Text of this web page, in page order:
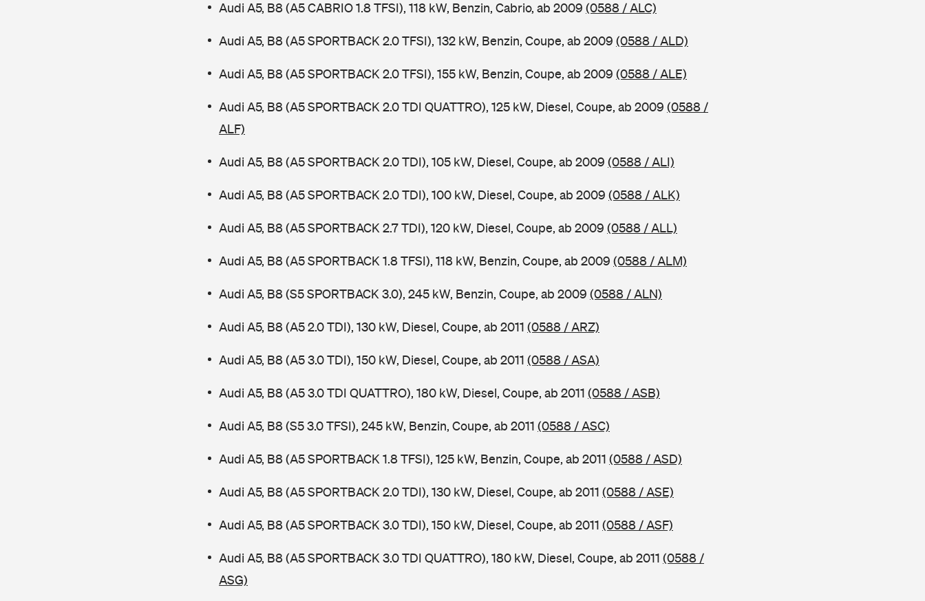
Audi A5, B8 (A5 CABRIO 1.8 TFSI), 118 kW, Benzin, Cabrio, ab 2009 (0588 / ALC)
Audi A5, B8 (A5 SPORTBACK 2.0 TFSI), 132 kW, Benzin, Coupe, ab 2009 (0588 / ALD)
Audi A5, B8 (A5 SPORTBACK 2.0 TFSI), 155 kW, Benzin, Coupe, ab 2009 (0588 / ALE)
Audi A5, B8 (A5 SPORTBACK 2.0 TDI QUATTRO), 125 kW, Diesel, Coupe, ab 2009 (0588 /
ALF)
Audi A5, B8 (A5 SPORTBACK 2.0 TDI), 105 kW, Diesel, Coupe, ab 2009 (0588 / ALI)
Audi A5, B8 (A5 SPORTBACK 2.0 TDI), 100 kW, Diesel, Coupe, ab 2009 (0588 / ALK)
Audi A5, B8 (A5 SPORTBACK 2.7 TDI), 120 kW, Diesel, Coupe, ab 2009 (0588 / ALL)
Audi A5, B8 (A5 SPORTBACK 1.8 TFSI), 118 kW, Benzin, Coupe, ab 2009 (0588 / ALM)
Audi A5, B8 (S5 SPORTBACK 3.0), 245 kW, Benzin, Coupe, ab 2009 (0588 / ALN)
Audi A5, B8 (A5 2.0 TDI), 130 kW, Diesel, Coupe, ab 2011 (0588 / ARZ)
Audi A5, B8 (A5 3.0 TDI), 150 kW, Diesel, Coupe, ab 2011 (0588 / ASA)
Audi A5, B8 (A5 3.0 TDI QUATTRO), 180 kW, Diesel, Coupe, ab 2011 (0588 / ASB)
Audi A5, B8 (S5 3.0 TFSI), 245 kW, Benzin, Coupe, ab 2011 (0588 / ASC)
Audi A5, B8 (A5 SPORTBACK 1.8 TFSI), 125 kW, Benzin, Coupe, ab 2011 (0588 / ASD)
Audi A5, B8 (A5 SPORTBACK 2.0 TDI), 130 kW, Diesel, Coupe, ab 2011 (0588 / ASE)
Audi A5, B8 (A5 SPORTBACK 3.0 TDI), 150 kW, Diesel, Coupe, ab 2011 (0588 / ASF)
Audi A5, B8 (A5 SPORTBACK 3.0 TDI QUATTRO), 180 kW, Diesel, Coupe, ab 2011 (0588 /
ASG)